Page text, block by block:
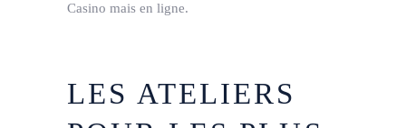
Casino mais en ligne.
LES ATELIERS